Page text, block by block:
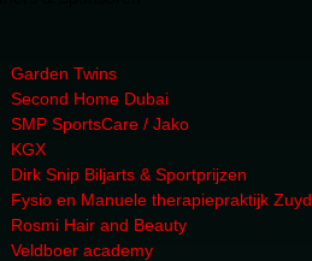
Garden Twins
Second Home Dubai
SMP SportsCare / Jako
KGX
Dirk Snip Biljarts & Sportprijzen
Fysio en Manuele therapiepraktijk Zuyd
Rosmi Hair and Beauty
Veldboer academy